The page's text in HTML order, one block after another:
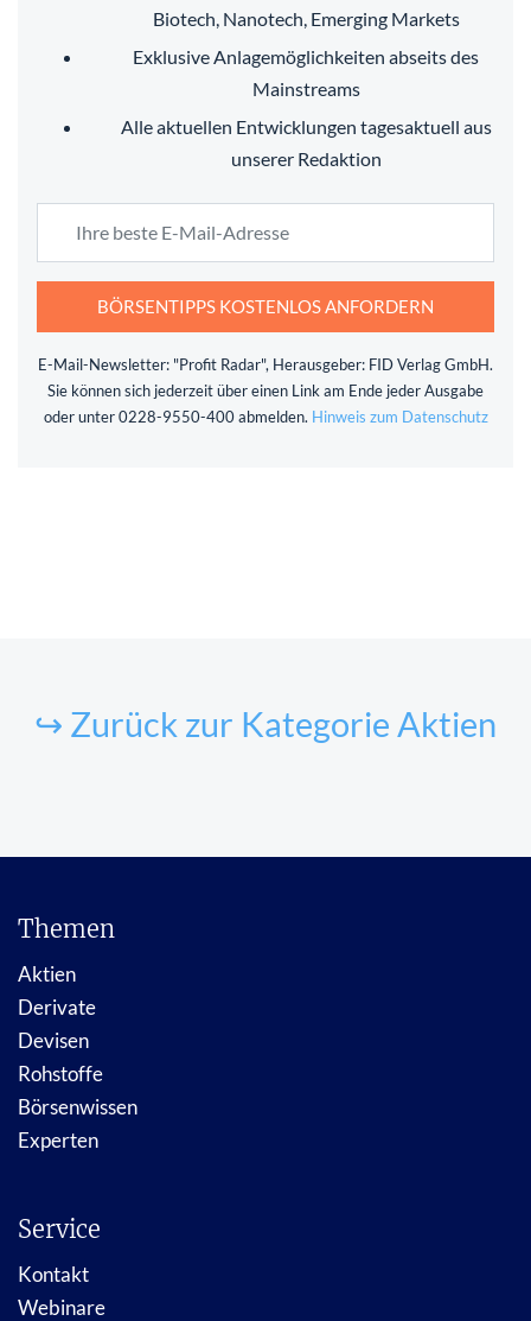
Biotech, Nanotech, Emerging Markets
Exklusive Anlagemöglichkeiten abseits des
Mainstreams
Alle aktuellen Entwicklungen tagesaktuell aus
unserer Redaktion
BÖRSENTIPPS KOSTENLOS ANFORDERN
E-Mail-Newsletter: "Profit Radar", Herausgeber: FID Verlag GmbH.
Sie können sich jederzeit über einen Link am Ende jeder Ausgabe
oder unter 0228-9550-400 abmelden. Hinweis zum Datenschutz
↪ Zurück zur Kategorie Aktien
Themen
Aktien
Derivate
Devisen
Rohstoffe
Börsenwissen
Experten
Service
Kontakt
Webinare